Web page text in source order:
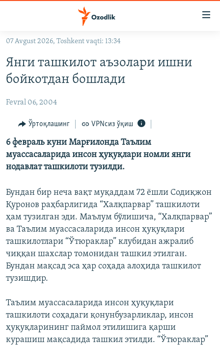
Асосий
навигацияга
ўтинг
OZODVIDEO
OZODARXIV
ИЖТИМОИЙ ТАРМОҚЛАР
Озодлик бошқа тилларда
07 Avgust 2026, Toshkent vaqti: 13:34
Янги ташкилот аъзолари ишни
бойкотдан бошлади
Fevral 06, 2004
Ўртоқлашинг VPNсиз ўқиш
6 февраль куни Марғилонда Таълим
муассасаларида инсон ҳуқуқлари номли янги
нодавлат ташкилоти тузилди.
Бундан бир неча вақт муқаддам 72 ёшли Содиқжон
Қуронов раҳбарлигида “Халқпарвар” ташкилоти
ҳам тузилган эди. Маълум бўлишича, “Халқпарвар”
ва Таълим муассасаларида инсон ҳуқуқлари
ташкилотлари “Ўтюраклар” клубидан ажралиб
чиққан шахслар томонидан ташкил этилган.
Бундан мақсад эса ҳар соҳада алоҳида ташкилот
тузишдир.
Таълим муассасаларида инсон ҳуқуқлари
ташкилоти соҳадаги қонунбузарликлар, инсон
ҳуқуқларининг паймол этилишига қарши
курашиш мақсадида ташкил этилди. “Ўтюраклар”